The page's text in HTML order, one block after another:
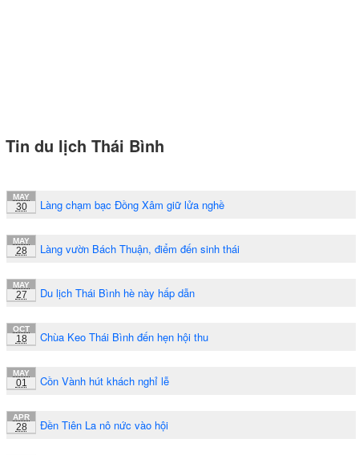
Tin du lịch Thái Bình
MAY
30 Làng chạm bạc Đồng Xâm giữ lửa nghề
MAY
28 Làng vườn Bách Thuận, điểm đến sinh thái
MAY
27 Du lịch Thái Bình hè này hấp dẫn
OCT
18 Chùa Keo Thái Bình đến hẹn hội thu
MAY
01 Cồn Vành hút khách nghỉ lễ
APR
28 Đền Tiên La nô nức vào hội